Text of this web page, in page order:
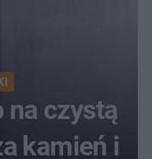
na czystą
kamień i